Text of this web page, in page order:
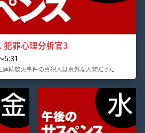
犯罪心理分析官3
5:31
続放火事件の真犯人は意外な人物だった